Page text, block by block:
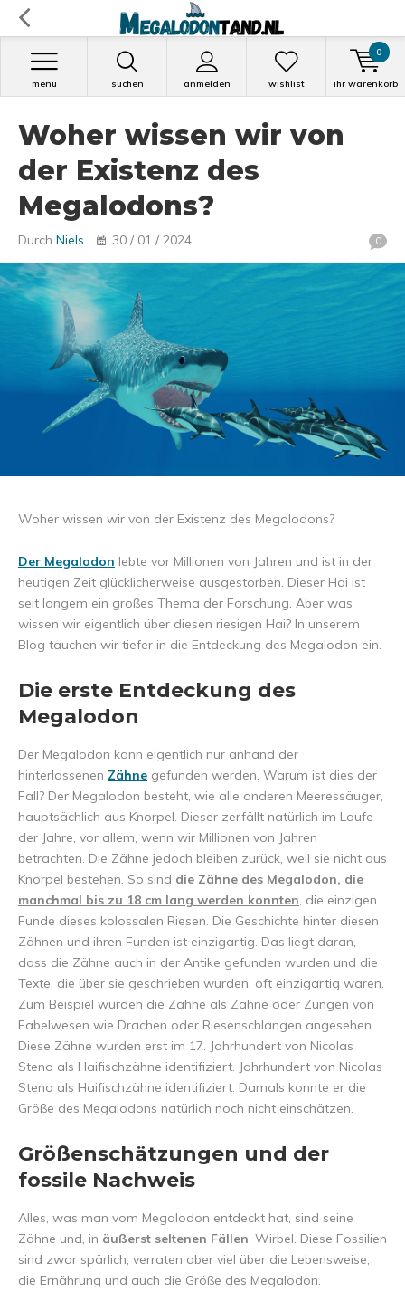
suchen anmelden
menu wishlist ihr warenkorb
0
Woher wissen wir von
der Existenz des
Megalodons?
Durch Niels 30 / 01 / 2024 0
Woher wissen wir von der Existenz des Megalodons?
Der Megalodon lebte vor Millionen von Jahren und ist in der
heutigen Zeit glücklicherweise ausgestorben. Dieser Hai ist
seit langem ein großes Thema der Forschung. Aber was
wissen wir eigentlich über diesen riesigen Hai? In unserem
Blog tauchen wir tiefer in die Entdeckung des Megalodon ein.
Die erste Entdeckung des
Megalodon
Der Megalodon kann eigentlich nur anhand der
hinterlassenen Zähne gefunden werden. Warum ist dies der
Fall? Der Megalodon besteht, wie alle anderen Meeressäuger,
hauptsächlich aus Knorpel. Dieser zerfällt natürlich im Laufe
der Jahre, vor allem, wenn wir Millionen von Jahren
betrachten. Die Zähne jedoch bleiben zurück, weil sie nicht aus
Knorpel bestehen. So sind die Zähne des Megalodon, die
manchmal bis zu 18 cm lang werden konnten, die einzigen
Funde dieses kolossalen Riesen. Die Geschichte hinter diesen
Zähnen und ihren Funden ist einzigartig. Das liegt daran,
dass die Zähne auch in der Antike gefunden wurden und die
Texte, die über sie geschrieben wurden, oft einzigartig waren.
Zum Beispiel wurden die Zähne als Zähne oder Zungen von
Fabelwesen wie Drachen oder Riesenschlangen angesehen.
Diese Zähne wurden erst im 17. Jahrhundert von Nicolas
Steno als Haifischzähne identifiziert. Jahrhundert von Nicolas
Steno als Haifischzähne identifiziert. Damals konnte er die
Größe des Megalodons natürlich noch nicht einschätzen.
Größenschätzungen und der
fossile Nachweis
Alles, was man vom Megalodon entdeckt hat, sind seine
Zähne und, in äußerst seltenen Fällen, Wirbel. Diese Fossilien
sind zwar spärlich, verraten aber viel über die Lebensweise,
die Ernährung und auch die Größe des Megalodon.